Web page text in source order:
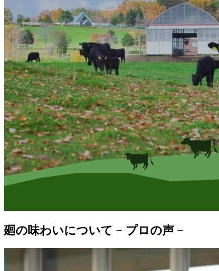
廻の味わいについて − プロの声 −